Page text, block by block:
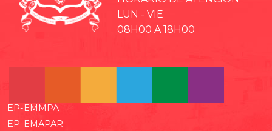
LUN - VIE
08H00 A 18H00
· EP-EMMPA
· EP-EMAPAR